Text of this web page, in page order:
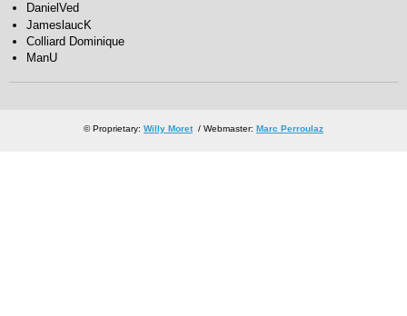
DanielVed
JameslaucK
Colliard Dominique
ManU
© Proprietary: Willy Moret/ Webmaster: Marc Perroulaz